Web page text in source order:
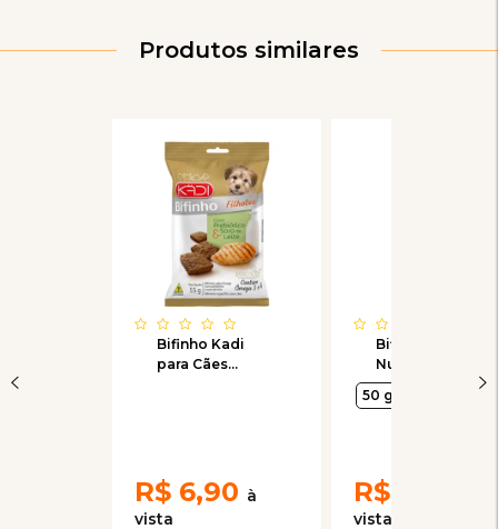
Produtos similares
Bifinho Kadi
para Cães
R$ 6,90
Bifinho Pet
Nutrition Vie
para Cães Sabor
Frango com
50 g
R$